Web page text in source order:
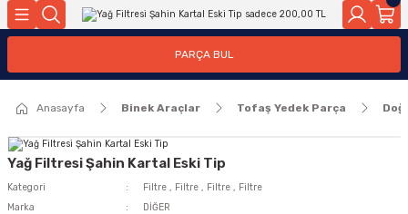
Geri Dön
Geri Dön
PARÇA BUL
Anasayfa Binek Araçlar Tofaş Yedek Parça
Yağ Filtresi Şahin Kartal Eski Tip
Kategori Filtre , Filtre , Filtre , Filtre
Marka
DİĞER